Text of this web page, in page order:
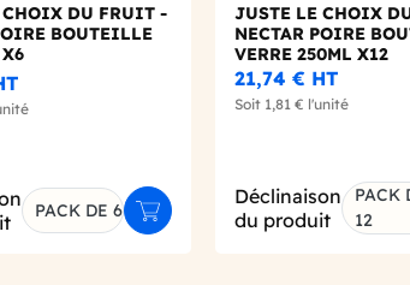
CHOIX DU FRUIT -
BOUTEILLE
PACK DE 6 Ajouter au panier
JUSTE LE CHOIX
NECTAR POIRE
VERRE 250ML X12
21,74 € HT
Soit 1,81 € l'unité
Déclinaison
du produit
PACK
12